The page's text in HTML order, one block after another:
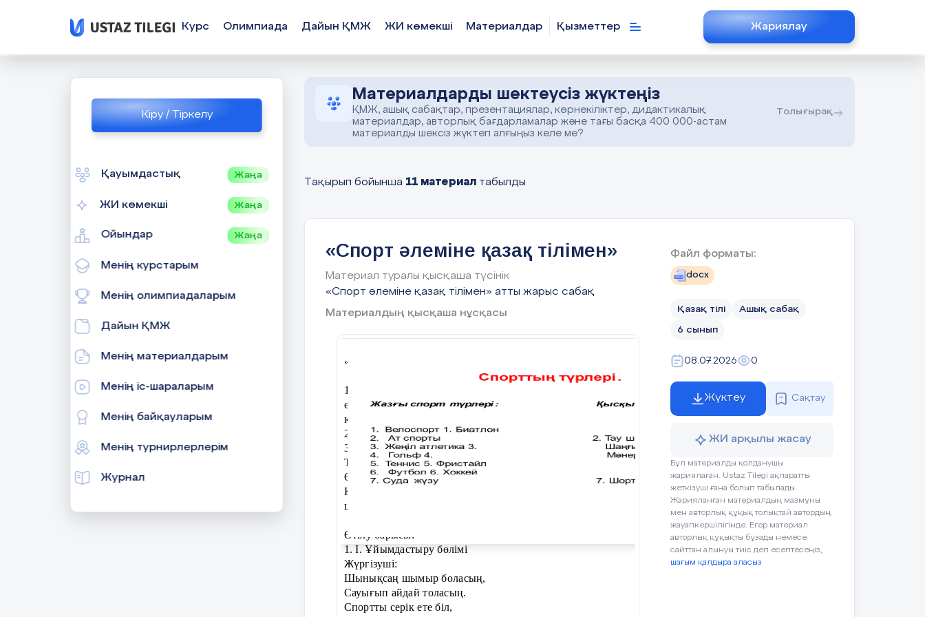
Кіру / Тіркелу
Қауымдастық Жаңа
ЖИ көмекші Жаңа
Ойындар Жаңа
Менің курстарым
Менің олимпиадаларым
Дайын ҚМЖ
Менің материалдарым
Менің іс-шараларым
Менің байқауларым
Менің турнирлерлерім
Журнал
Курс Олимпиада Дайын ҚМЖ ЖИ көмекші Материалдар Қызметтер Жариялау
Материалдарды шектеусіз жүктеңіз
ҚМЖ, ашық сабақтар, презентациялар, көрнекіліктер, дидактикалық
материалдар, авторлық бағдарламалар және тағы басқа 400 000-астам
материалды шексіз жүктеп алғыңыз келе ме?
Толығырақ
Тақырып бойынша 11 материал табылды
«Спорт әлеміне қазақ тілімен»
Материал туралы қысқаша түсінік
«Спорт әлеміне қазақ тілімен» атты жарыс сабақ
Материалдың қысқаша нұсқасы
«Спорт әлеміне қазақ тілімен» атты жарыс
1. Балалардың денсаулығын, белсенділігін нығайту,
ептіліктерін, шапшаңдықтарын, батылдықтарын,
күштіліктерін байқау.
2. Спортқа деген сүйіспеншіліктерін арттыру.
3. Салауатты өмір салтын насихаттау.
Түрі: Эстафеталық жарыс
Өтілетін орны: Балабақша алаңы
Қажетті құралдары: Үлкен доптар, кедергілер, шелектер,
шығыршықтар.
Өтілу барысы:
1. I. Ұйымдастыру бөлімі
Жүргізуші:
Шынықсаң шымыр боласың,
Сауығып айдай толасың.
Спортты серік ете біл,
Файл форматы:
docx
Қазақ тілі Ашық сабақ
6 сынып
08.07.2026 0
Жүктеу Сақтау
ЖИ арқылы жасау
Бұл материалды қолданушы
жариялаған. Ustaz Tilegi ақпаратты
жеткізуші ғана болып табылады.
Жарияланған материалдың мазмұны
мен авторлық құқық толықтай автордың
жауапкершілігінде. Егер материал
авторлық құқықты бұзады немесе
сайттан алынуы тиіс деп есептесеңіз,
шағым қалдыра аласыз